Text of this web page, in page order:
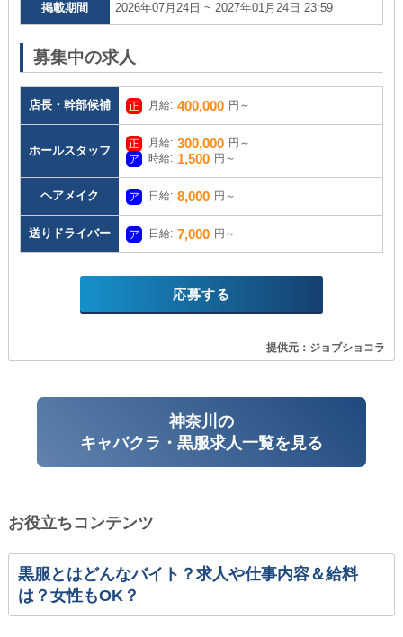
掲載期間 2026年07月24日 ~ 2027年01月24日 23:59
募集中の求人
店長・幹部候補 月給: 400,000 円～
ホールスタッフ
月給: 300,000 円～
時給: 1,500 円～
ヘアメイク 日給: 8,000 円～
送りドライバー 日給: 7,000 円～
応募する
提供元：ジョブショコラ
神奈川の
キャバクラ・黒服求人一覧を見る
お役立ちコンテンツ
黒服とはどんなバイト？求人や仕事内容＆給料
は？女性もOK？